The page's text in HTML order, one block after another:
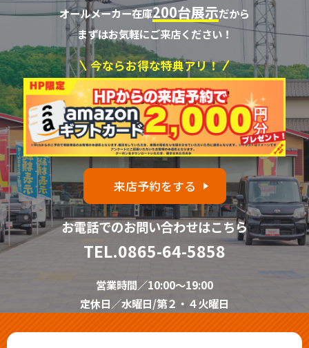
オールメーカー在庫200台展示だから
まずはお気軽にご来店ください！
今ならお得な特典アリ！
来店予約をする
お電話でのお問い合わせはこちら
TEL.0865-64-5858
営業時間／10:00～19:00
定休日／水曜日/第２・４火曜日